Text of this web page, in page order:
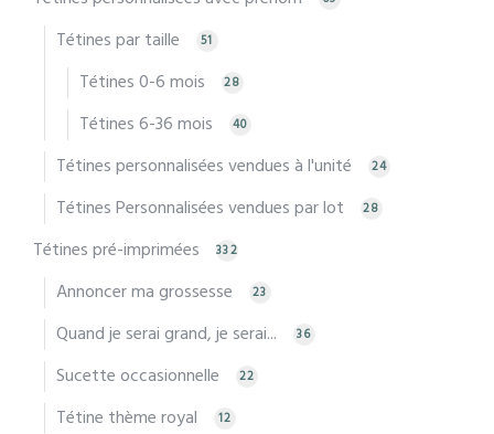
Tétines par taille 51
Tétines 0-6 mois 28
Tétines 6-36 mois 40
Tétines personnalisées vendues à l'unité 24
Tétines Personnalisées vendues par lot 28
Tétines pré-imprimées 332
Annoncer ma grossesse 23
Quand je serai grand, je serai... 36
Sucette occasionnelle 22
Tétine thème royal 12